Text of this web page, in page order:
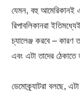
যেমন, বহু আমেরিকানই
রিপাবলিকানরা
চ্যালেঞ্জ করবে – কারণ
এবং এটা তাদের ঠেকাতে
ডেমোক্র্যাটরা বলছে,